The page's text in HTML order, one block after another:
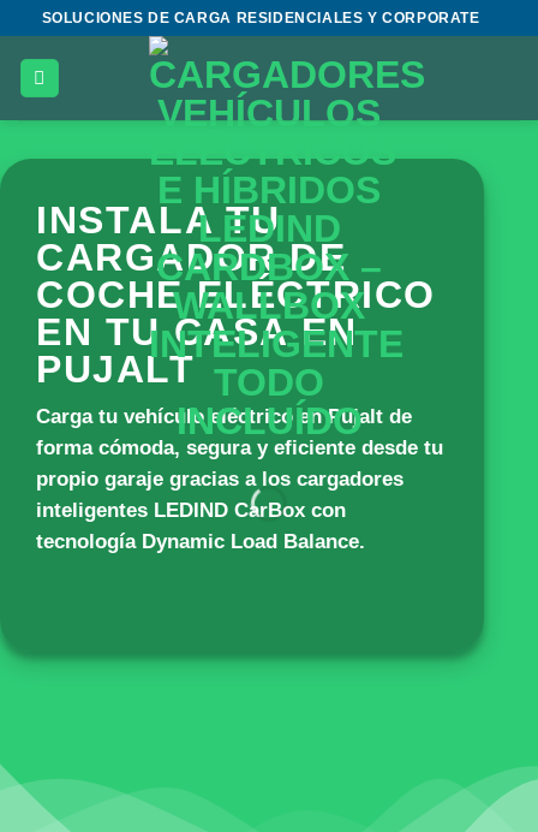
Saltar
contenido
SOLUCIONES DE CARGA RESIDENCIALES Y CORPORATE
INSTALA TU
CARGADOR DE
COCHE ELÉCTRICO
EN TU CASA EN
PUJALT
Carga tu vehículo eléctrico en Pujalt de
forma cómoda, segura y eficiente desde tu
propio garaje gracias a los cargadores
inteligentes LEDIND CarBox con
tecnología Dynamic Load Balance.